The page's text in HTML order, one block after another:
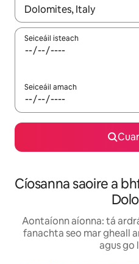
Nuair a bheidh torthaí ar
Seiceáil isteach
Seiceáil amach
Cíosanna saoire a
Aontaíonn aíonna: tá
fanachta seo mar gheall
agus go